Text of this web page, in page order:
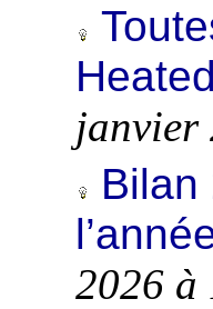
janvier
Bilan
2026 à